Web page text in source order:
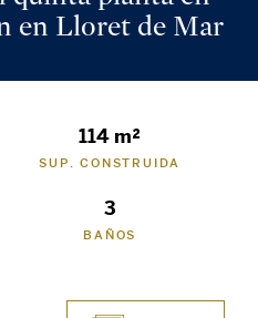
en Lloret de Mar
114 m²
SUP. CONSTRUIDA
3
BAÑOS